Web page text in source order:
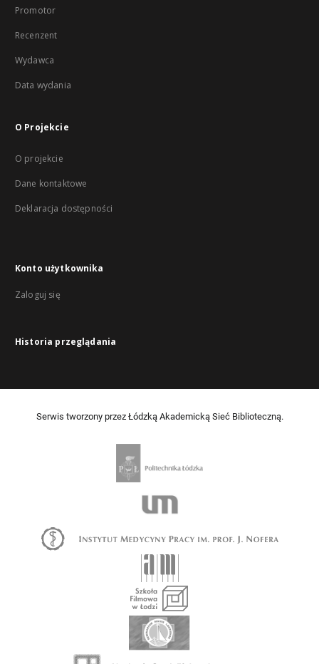
Promotor
Recenzent
Wydawca
Data wydania
O Projekcie
O projekcie
Dane kontaktowe
Deklaracja dostępności
Konto użytkownika
Zaloguj się
Historia przeglądania
Serwis tworzony przez Łódzką Akademicką Sieć Biblioteczną.